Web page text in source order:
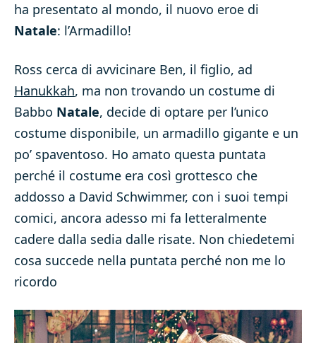
ha presentato al mondo, il nuovo eroe di
Natale: l’Armadillo!
Ross cerca di avvicinare Ben, il figlio, ad
Hanukkah, ma non trovando un costume di
Babbo Natale, decide di optare per l’unico
costume disponibile, un armadillo gigante e un
po’ spaventoso. Ho amato questa puntata
perché il costume era così grottesco che
addosso a David Schwimmer, con i suoi tempi
comici, ancora adesso mi fa letteralmente
cadere dalla sedia dalle risate. Non chiedetemi
cosa succede nella puntata perché non me lo
ricordo